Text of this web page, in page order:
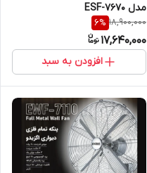
مدل ESF-7670
18,900,000
6%
17,640,000
افزودن به سبد